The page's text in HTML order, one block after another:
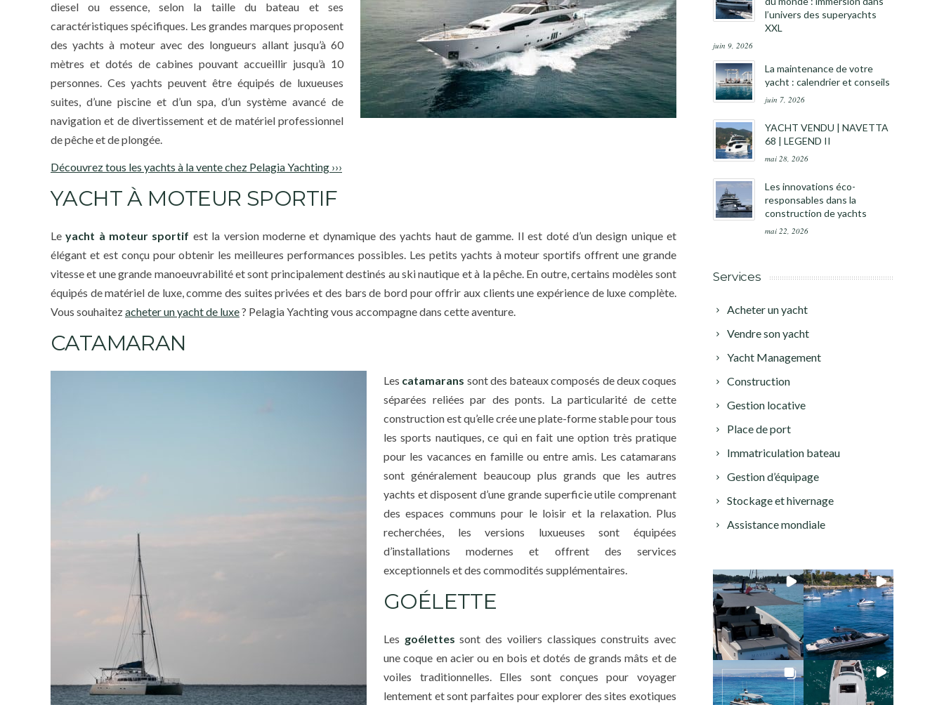
diesel ou essence, selon la taille du bateau et ses
caractéristiques spécifiques. Les grandes marques proposent
des yachts à moteur avec des longueurs allant jusqu’à 60
mètres et dotés de cabines pouvant accueillir jusqu’à 10
personnes. Ces yachts peuvent être équipés de luxueuses
suites, d’une piscine et d’un spa, d’un système avancé de
navigation et de divertissement et de matériel professionnel
de pêche et de plongée.
Découvrez tous les yachts à la vente chez Pelagia Yachting ›››
YACHT À MOTEUR SPORTIF
Leyacht à moteur sportif est la version moderne et dynamique des yachts haut de gamme. Il est doté d’un design unique et
élégant et est conçu pour obtenir les meilleures performances possibles. Les petits yachts à moteur sportifs offrent une grande
vitesse et une grande manoeuvrabilité et sont principalement destinés au ski nautique et à la pêche. En outre, certains modèles sont
équipés de matériel de luxe, comme des suites privées et des bars de bord pour offrir aux clients une expérience de luxe complète.
Vous souhaitezacheter un yacht de luxe? Pelagia Yachting vous accompagne dans cette aventure.
CATAMARAN
Les catamarans sont des bateaux composés de deux coques
séparées reliées par des ponts. La particularité de cette
construction est qu’elle crée une plate-forme stable pour tous
les sports nautiques, ce qui en fait une option très pratique
pour les vacances en famille ou entre amis. Les catamarans
sont généralement beaucoup plus grands que les autres
yachts et disposent d’une grande superficie utile comprenant
des espaces communs pour le loisir et la relaxation. Plus
recherchées, les versions luxueuses sont équipées
d’installations modernes et offrent des services
exceptionnels et des commodités supplémentaires.
GOÉLETTE
Les goélettes sont des voiliers classiques construits avec
une coque en acier ou en bois et dotés de grands mâts et de
voiles traditionnelles. Elles sont conçues pour voyager
lentement et sont parfaites pour explorer des sites exotiques
l’univers des superyachts
XXL
juin 9, 2026
La maintenance de votre
yacht : calendrier et conseils
juin 7, 2026
YACHT VENDU | NAVETTA
68 | LEGEND II
mai 28, 2026
Les innovations éco-
responsables dans la
construction de yachts
mai 22, 2026
Services
Acheter un yacht
Vendre son yacht
Yacht Management
Construction
Gestion locative
Place de port
Immatriculation bateau
Gestion d’équipage
Stockage et hivernage
Assistance mondiale